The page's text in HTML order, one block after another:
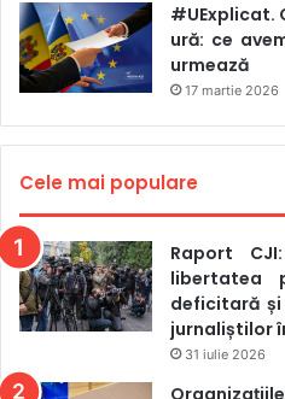
#UExplicat.
ură: ce
urmează
17 martie 2026
Cele mai populare
Raport
libertatea
deficitară
jurnaliștilor
31 iulie 2026